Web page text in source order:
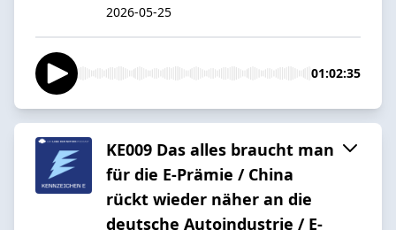
2026-05-25
01:02:35
KE009 Das alles braucht man
für die E-Prämie / China
rückt wieder näher an die
deutsche Autoindustrie / E-